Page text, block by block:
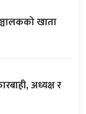
खाता
अध्यक्ष र